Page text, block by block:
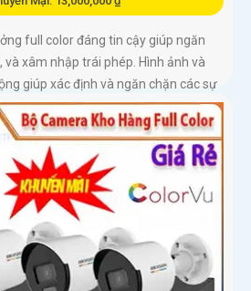
full color đáng tin cậy giúp ngăn
và xâm nhập trái phép. Hình ảnh và
giúp xác định và ngăn chặn các sự
thời